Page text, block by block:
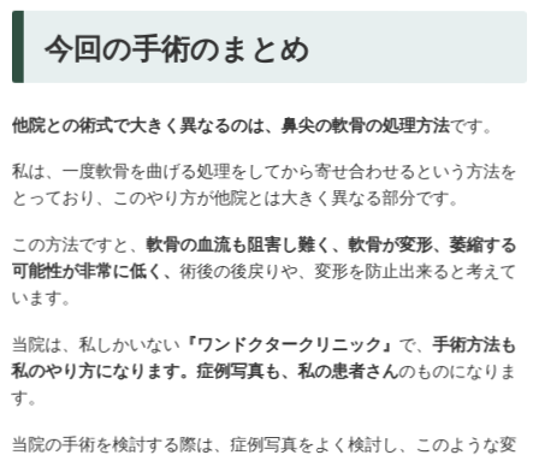
今回の手術のまとめ
他院との術式で大きく異なるのは、鼻尖の軟骨の処理方法です。
私は、一度軟骨を曲げる処理をしてから寄せ合わせるという方法を
とっており、このやり方が他院とは大きく異なる部分です。
この方法ですと、軟骨の血流も阻害し難く、軟骨が変形、萎縮する
可能性が非常に低く、術後の後戻りや、変形を防止出来ると考えて
います。
当院は、私しかいない 『ワンドクタークリニック』 で、手術方法も
私のやり方になります。症例写真も、私の患者さんのものになりま
す。
当院の手術を検討する際は、症例写真をよく検討し、このような変